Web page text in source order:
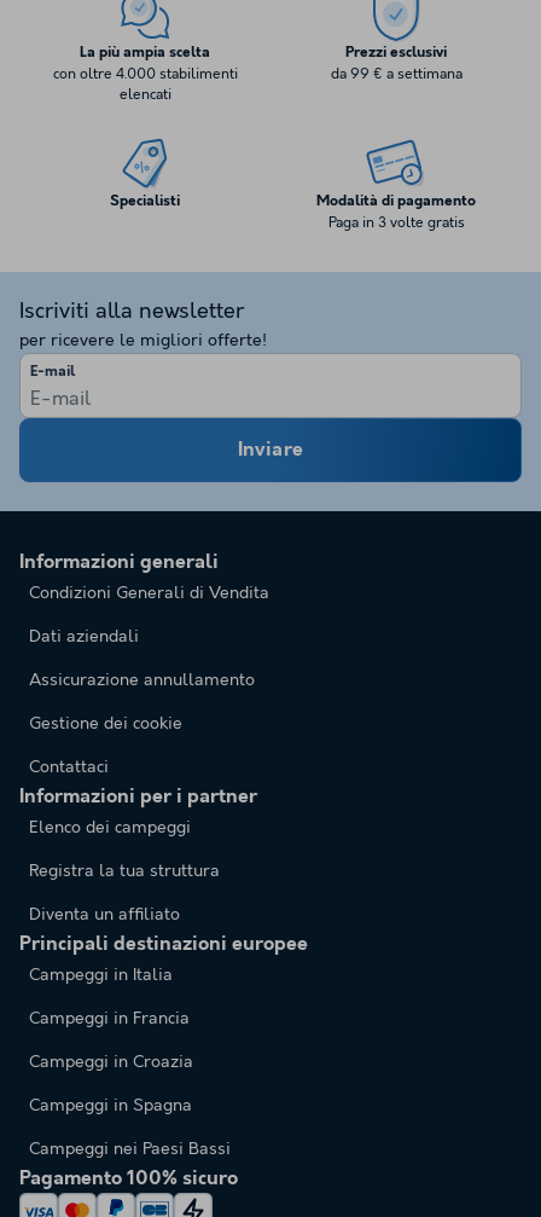
La più ampia scelta
con oltre 4.000 stabilimenti
elencati
Prezzi esclusivi
da 99 € a settimana
Specialisti Modalità di pagamento
Paga in 3 volte gratis
Iscriviti alla newsletter
per ricevere le migliori offerte!
E-mail
Inviare
Informazioni generali
Condizioni Generali di Vendita
Dati aziendali
Assicurazione annullamento
Gestione dei cookie
Contattaci
Informazioni per i partner
Elenco dei campeggi
Registra la tua struttura
Diventa un affiliato
Principali destinazioni europee
Campeggi in Italia
Campeggi in Francia
Campeggi in Croazia
Campeggi in Spagna
Campeggi nei Paesi Bassi
Pagamento 100% sicuro